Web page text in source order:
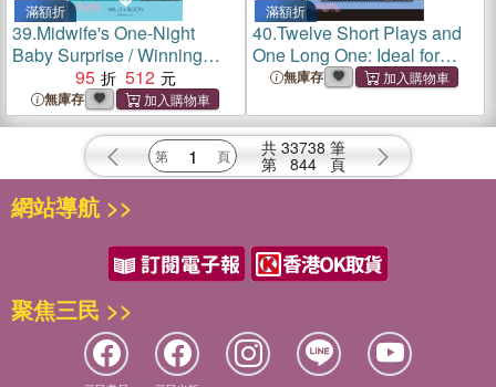
滿額折
39.Midwife's One-Night
Baby Surprise / Winning
Over The Off-Limits
Doctor：Midwife's One-
Night Baby Surprise /
Winning Over the off-Limits
95 512
無庫存
滿額折
40.Twelve Short Plays and
One Long One: Ideal for
College Drama
Theaters and Even Off
Broadway
無庫存
共 33738 筆
第 844 頁
網站導航 >>
聚焦三民 >>